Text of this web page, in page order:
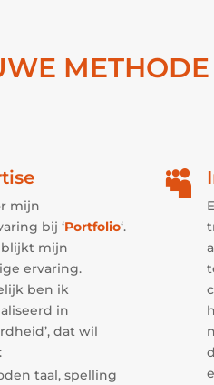
mijn
bij ‘Portfolio‘.
blijkt mijn
ervaring.
ben ik
in
dat wil
taal, spelling
